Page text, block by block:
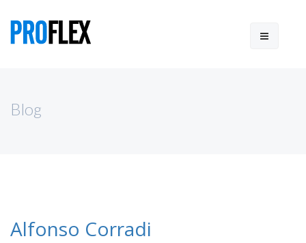
Blog
Alfonso Corradi